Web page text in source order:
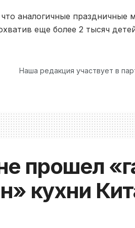
аналогичные праздничные
еще более 2 тысяч
Наша редакция участвует в
прошел
кухни